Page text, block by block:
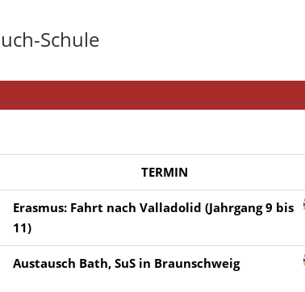
Schule
TERMIN
Erasmus: Fahrt nach Valladolid (Jahrgang 9 bis
11)
Austausch Bath, SuS in Braunschweig